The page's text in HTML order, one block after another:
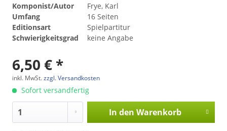
Komponist/Autor
Frye, Karl
Umfang
16 Seiten
Editionsart
Spielpartitur
Schwierigkeitsgrad
keine Angabe
6,50 € *
inkl. MwSt.zzgl. Versandkosten
Sofort versandfertig
In den Warenkorb